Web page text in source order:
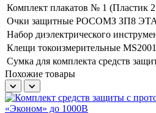
Комплект плакатов № 1 (Пластик
Очки защитные РОСОМЗ ЗП8
Набор диэлектрического
Клещи токоизмерительные
Сумка для комплекта средств
Похожие товары